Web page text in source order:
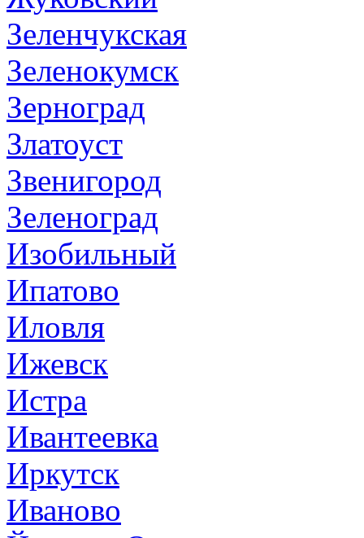
Зеленчукская
Зеленокумск
Зерноград
Златоуст
Звенигород
Зеленоград
Изобильный
Ипатово
Иловля
Ижевск
Истра
Ивантеевка
Иркутск
Иваново